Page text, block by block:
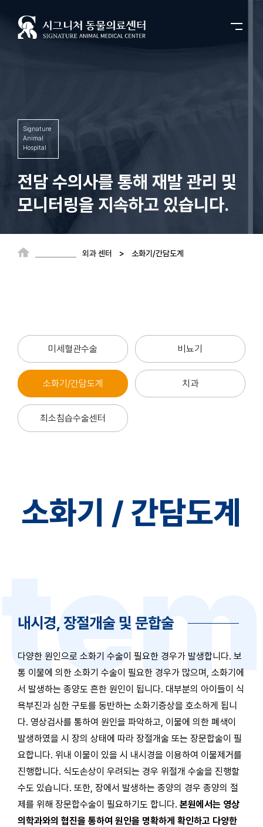
Signature
Animal
Hospital
전담 수의사를 통해 재발 관리 및
모니터링을 지속하고 있습니다.
외과 센터 > 소화기/간담도계
미세혈관수술 비뇨기
소화기/간담도계 치과
최소침습수술센터
소화기 / 간담도계
내시경, 장절개술 및 문합술
다양한 원인으로 소화기 수술이 필요한 경우가 발생합니다. 보
통 이물에 의한 소화기 수술이 필요한 경우가 많으며, 소화기에
서 발생하는 종양도 흔한 원인이 됩니다. 대부분의 아이들이 식
욕부진과 심한 구토를 동반하는 소화기증상을 호소하게 됩니
다. 영상검사를 통하여 원인을 파악하고, 이물에 의한 폐색이
발생하였을 시 장의 상태에 따라 장절개술 또는 장문합술이 필
요합니다. 위내 이물이 있을 시 내시경을 이용하여 이물제거를
진행합니다. 식도손상이 우려되는 경우 위절개 수술을 진행할
수도 있습니다. 또한, 장에서 발생하는 종양의 경우 종양의 절
제를 위해 장문합수술이 필요하기도 합니다. 본원에서는 영상
의학과와의 협진을 통하여 원인을 명확하게 확인하고 다양한